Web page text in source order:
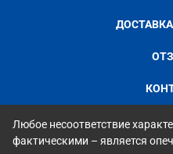
Любое несоответствие
фактическими – является